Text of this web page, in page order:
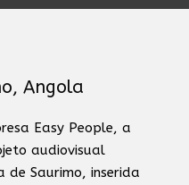
Angola
Easy People, a
audiovisual
de Saurimo, inserida